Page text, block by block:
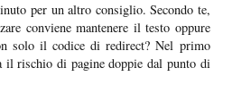
per un altro consiglio. Secondo te,
conviene mantenere il testo oppure
solo il codice di redirect? Nel primo
il rischio di pagine doppie dal punto di